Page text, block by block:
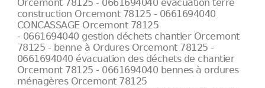
Orcemont 78125 - 0661694040 evacuation terre
construction Orcemont 78125 - 0661694040
CONCASSAGE Orcemont 78125
- 0661694040 gestion déchets chantier Orcemont
78125 - benne à Ordures Orcemont 78125 -
0661694040 évacuation des déchets de chantier
Orcemont 78125 - 0661694040 bennes à ordures
ménagères Orcemont 78125